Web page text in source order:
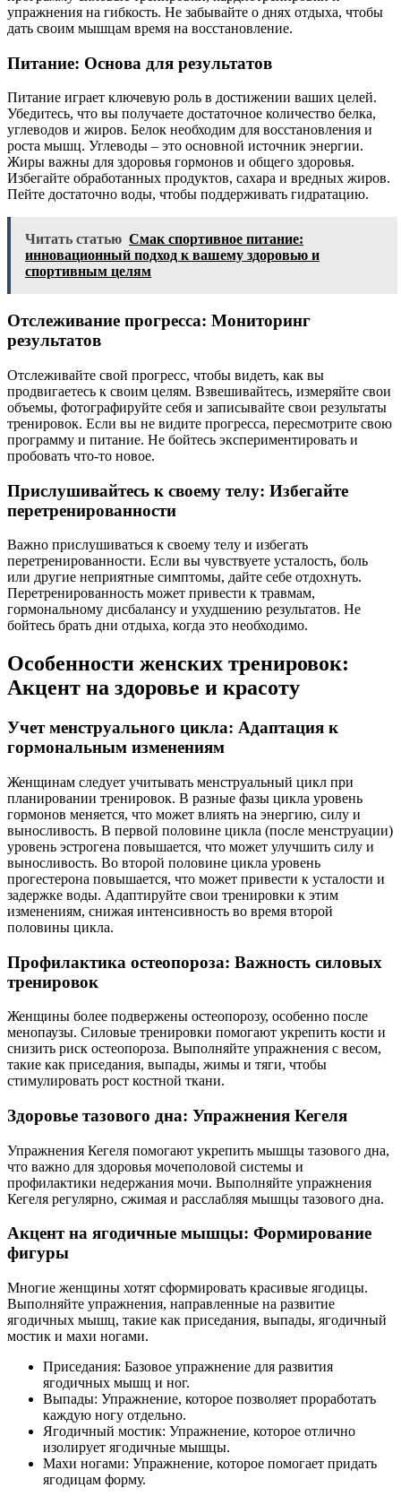
упражнения на гибкость. Не забывайте о днях отдыха, чтобы
дать своим мышцам время на восстановление.
Питание: Основа для результатов
Питание играет ключевую роль в достижении ваших целей.
Убедитесь, что вы получаете достаточное количество белка,
углеводов и жиров. Белок необходим для восстановления и
роста мышц. Углеводы – это основной источник энергии.
Жиры важны для здоровья гормонов и общего здоровья.
Избегайте обработанных продуктов, сахара и вредных жиров.
Пейте достаточно воды, чтобы поддерживать гидратацию.
Читать статью Смак спортивное питание:
инновационный подход к вашему здоровью и
спортивным целям
Отслеживание прогресса: Мониторинг
результатов
Отслеживайте свой прогресс, чтобы видеть, как вы
продвигаетесь к своим целям. Взвешивайтесь, измеряйте свои
объемы, фотографируйте себя и записывайте свои результаты
тренировок. Если вы не видите прогресса, пересмотрите свою
программу и питание. Не бойтесь экспериментировать и
пробовать что-то новое.
Прислушивайтесь к своему телу: Избегайте
перетренированности
Важно прислушиваться к своему телу и избегать
перетренированности. Если вы чувствуете усталость, боль
или другие неприятные симптомы, дайте себе отдохнуть.
Перетренированность может привести к травмам,
гормональному дисбалансу и ухудшению результатов. Не
бойтесь брать дни отдыха, когда это необходимо.
Особенности женских тренировок:
Акцент на здоровье и красоту
Учет менструального цикла: Адаптация к
гормональным изменениям
Женщинам следует учитывать менструальный цикл при
планировании тренировок. В разные фазы цикла уровень
гормонов меняется, что может влиять на энергию, силу и
выносливость. В первой половине цикла (после менструации)
уровень эстрогена повышается, что может улучшить силу и
выносливость. Во второй половине цикла уровень
прогестерона повышается, что может привести к усталости и
задержке воды. Адаптируйте свои тренировки к этим
изменениям, снижая интенсивность во время второй
половины цикла.
Профилактика остеопороза: Важность силовых
тренировок
Женщины более подвержены остеопорозу, особенно после
менопаузы. Силовые тренировки помогают укрепить кости и
снизить риск остеопороза. Выполняйте упражнения с весом,
такие как приседания, выпады, жимы и тяги, чтобы
стимулировать рост костной ткани.
Здоровье тазового дна: Упражнения Кегеля
Упражнения Кегеля помогают укрепить мышцы тазового дна,
что важно для здоровья мочеполовой системы и
профилактики недержания мочи. Выполняйте упражнения
Кегеля регулярно, сжимая и расслабляя мышцы тазового дна.
Акцент на ягодичные мышцы: Формирование
фигуры
Многие женщины хотят сформировать красивые ягодицы.
Выполняйте упражнения, направленные на развитие
ягодичных мышц, такие как приседания, выпады, ягодичный
мостик и махи ногами.
Приседания: Базовое упражнение для развития
ягодичных мышц и ног.
Выпады: Упражнение, которое позволяет проработать
каждую ногу отдельно.
Ягодичный мостик: Упражнение, которое отлично
изолирует ягодичные мышцы.
Махи ногами: Упражнение, которое помогает придать
ягодицам форму.